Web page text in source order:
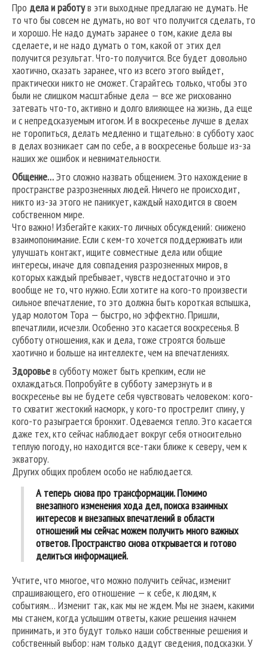
Про дела и работув эти выходные предлагаю не думать. Не
то что бы совсем не думать, но вот что получится сделать, то
и хорошо. Не надо думать заранее о том, какие дела вы
сделаете, и не надо думать о том, какой от этих дел
получится результат. Что-то получится. Все будет довольно
хаотично, сказать заранее, что из всего этого выйдет,
практически никто не сможет. Старайтесь только, чтобы это
были не слишком масштабные дела — все же рискованно
затевать что-то, активно и долго влияющее на жизнь, да еще
и с непредсказуемым итогом. И в воскресенье лучше в делах
не торопиться, делать медленно и тщательно: в субботу хаос
в делах возникает сам по себе, а в воскресенье больше из-за
наших же ошибок и невнимательности.
Общение…Это сложно назвать общением. Это нахождение в
пространстве разрозненных людей. Ничего не происходит,
никто из-за этого не паникует, каждый находится в своем
собственном мире.
Что важно! Избегайте каких-то личных обсуждений: снижено
взаимопонимание. Если с кем-то хочется поддерживать или
улучшать контакт, ищите совместные дела или общие
интересы, иначе для совпадения разрозненных миров, в
которых каждый пребывает, чувств недостаточно и это
вообще не то, что нужно. Если хотите на кого-то произвести
сильное впечатление, то это должна быть короткая вспышка,
удар молотом Тора — быстро, но эффектно. Пришли,
впечатлили, исчезли. Особенно это касается воскресенья. В
субботу отношения, как и дела, тоже строятся больше
хаотично и больше на интеллекте, чем на впечатлениях.
Здоровьев субботу может быть крепким, если не
охлаждаться. Попробуйте в субботу замерзнуть и в
воскресенье вы не будете себя чувствовать человеком: кого-
то схватит жестокий насморк, у кого-то прострелит спину, у
кого-то разыграется бронхит. Одеваемся тепло. Это касается
даже тех, кто сейчас наблюдает вокруг себя относительно
теплую погоду, но находится все-таки ближе к северу, чем к
экватору.
Других общих проблем особо не наблюдается.
А теперь снова про трансформации. Помимо
внезапного изменения хода дел, поиска взаимных
интересов и внезапных впечатлений в области
отношений мы сейчас можем получить много важных
ответов. Пространство снова открывается и готово
делиться информацией.
Учтите, что многое, что можно получить сейчас, изменит
спрашивающего, его отношение — к себе, к людям, к
событиям… Изменит так, как мы не ждем. Мы не знаем, какими
мы станем, когда услышим ответы, какие решения начнем
принимать, и это будут только наши собственные решения и
собственный выбор: нам только дадут сведения, подсказки. У